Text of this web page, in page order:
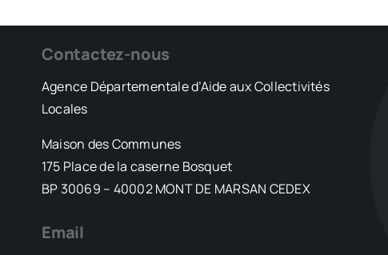
Contactez-nous
Agence Départementale d’Aide aux Collectivités
Locales
Maison des Communes
175 Place de la caserne Bosquet
BP 30069 – 40002 MONT DE MARSAN CEDEX
Email